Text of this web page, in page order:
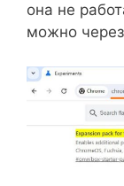
она не
можно